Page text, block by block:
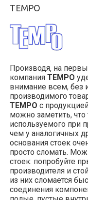
TEMPO
Производя, на
компания TEMPO
внимание всем, без
производимого
TEMPO с
можно заметить,
используемого при
чем у аналогичных
основания стоек
просто сломать.
стоек: попробуйте
производителя и
из них сломается
соединения